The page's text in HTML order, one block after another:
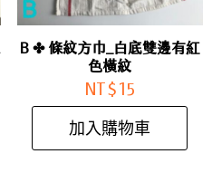
B ✤ 條紋方巾_白底雙邊有紅
色橫紋
NT$ 15
加入購物車